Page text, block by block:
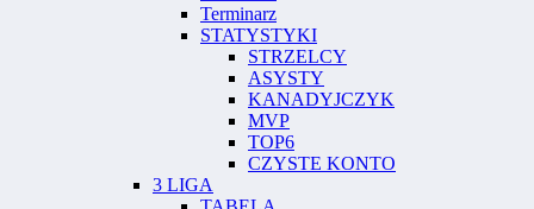
Terminarz
STATYSTYKI
STRZELCY
ASYSTY
KANADYJCZYK
MVP
TOP6
CZYSTE KONTO
3 LIGA